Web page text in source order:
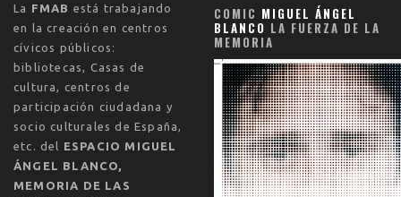
La FMAB está trabajando
en la creación en centros
cívicos públicos:
bibliotecas, Casas de
cultura, centros de
participación ciudadana y
socio culturales de España,
etc. del ESPACIO MIGUEL
ÁNGEL BLANCO,
MEMORIA DE LAS
COMIC MIGUEL ÁNGEL
BLANCO LA FUERZA DE LA
MEMORIA